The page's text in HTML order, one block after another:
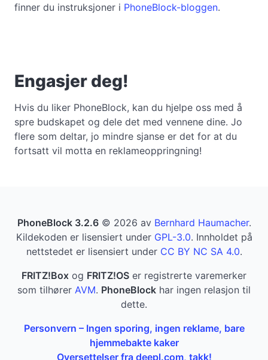
finner du instruksjoner i PhoneBlock-bloggen.
Engasjer deg!
Hvis du liker PhoneBlock, kan du hjelpe oss med å
spre budskapet og dele det med vennene dine. Jo
flere som deltar, jo mindre sjanse er det for at du
fortsatt vil motta en reklameoppringning!
PhoneBlock 3.2.6© 2026 av Bernhard Haumacher.
Kildekoden er lisensiert under GPL-3.0. Innholdet på
nettstedet er lisensiert under CC BY NC SA 4.0.
FRITZ!Box og FRITZ!OS er registrerte varemerker
som tilhører AVM. PhoneBlock har ingen relasjon til
dette.
Personvern – Ingen sporing, ingen reklame, bare
hjemmebakte kaker
Oversettelser fra deepl.com, takk!